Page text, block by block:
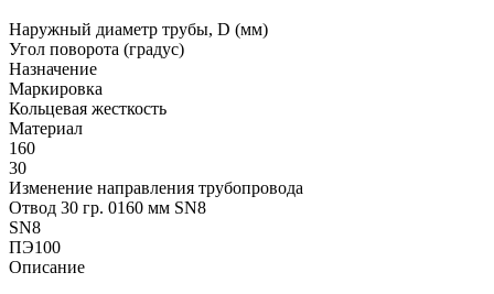
Наружный диаметр трубы, D (мм)
Угол поворота (градус)
Назначение
Маркировка
Кольцевая жесткость
Материал
160
30
Изменение направления трубопровода
Отвод 30 гр. 0160 мм SN8
SN8
ПЭ100
Описание